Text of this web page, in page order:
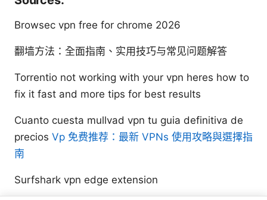
Browsec vpn free for chrome 2026
翻墙方法：全面指南、实用技巧与常见问题解答
Torrentio not working with your vpn heres how to
fix it fast and more tips for best results
Cuanto cuesta mullvad vpn tu guia definitiva de
precios Vp 免费推荐：最新 VPNs 使用攻略與選擇指
南
Surfshark vpn edge extension